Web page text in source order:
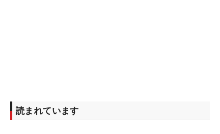
に入るトラブル。ここをボギーとしたファウラーに
対し松山はグリーン手前からのセカンドを寄せてバ
読まれています